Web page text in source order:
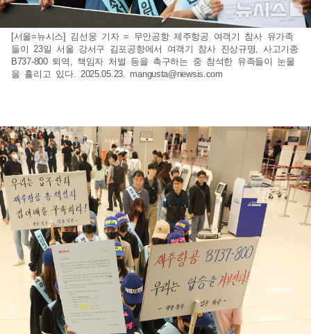
[서울=뉴시스] 김선웅 기자 = 무안공항 제주항공 여객기 참사 유가족
들이 23일 서울 강서구 김포공항에서 여객기 참사 진상규명, 사고기종
B737-800 퇴역, 책임자 처벌 등을 촉구하는 중 참석한 유족들이 눈물
을 흘리고 있다. 2025.05.23. mangusta@newsis.com